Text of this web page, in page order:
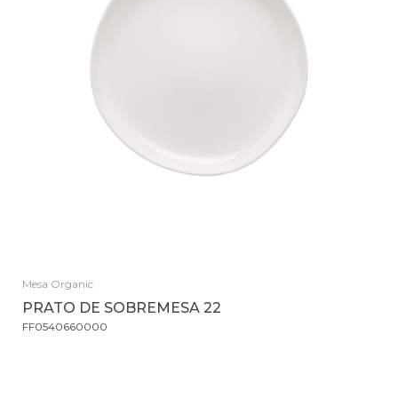
Mesa Organic
PRATO DE SOBREMESA 22
FF0540660000